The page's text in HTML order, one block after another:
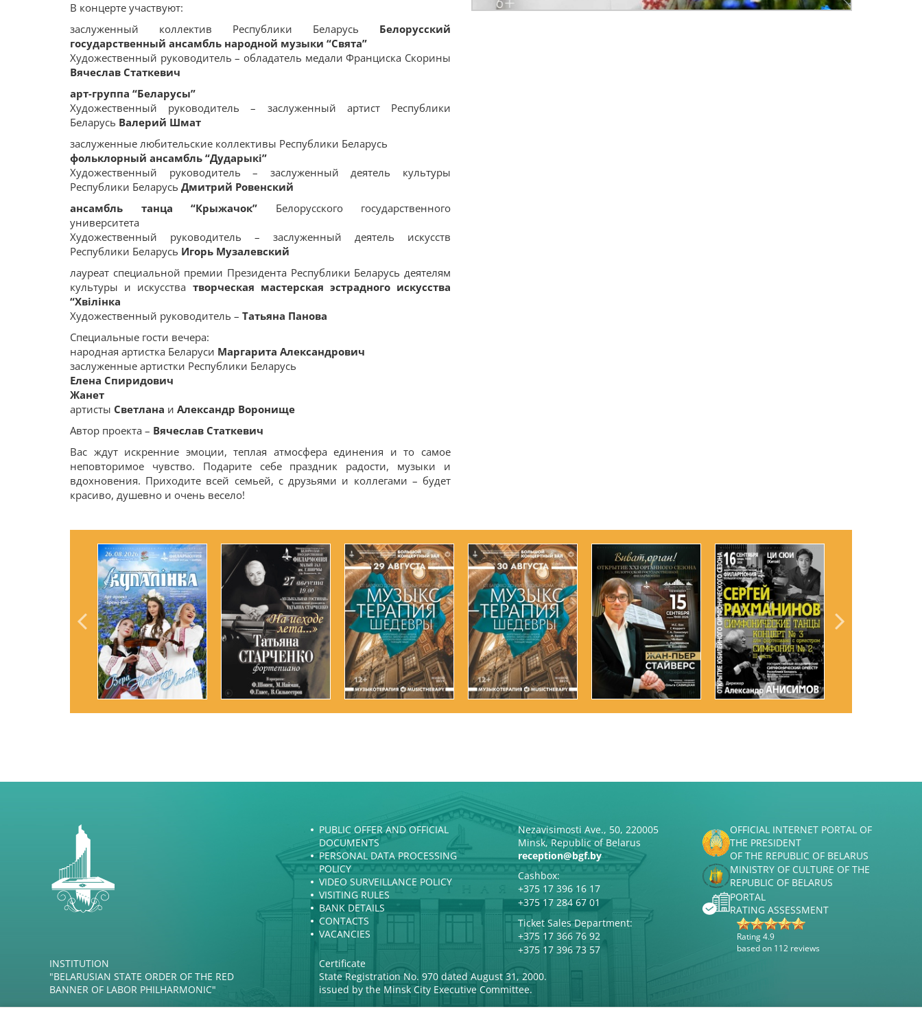
В концерте участвуют:
заслуженный коллектив Республики Беларусь Белорусский
государственный ансамбль народной музыки “Свята”
Художественный руководитель – обладатель медали Франциска Скорины
Вячеслав Статкевич
арт-группа “Беларусы”
Художественный руководитель – заслуженный артист Республики
Беларусь Валерий Шмат
заслуженные любительские коллективы Республики Беларусь
фольклорный ансамбль “Дударыкі”
Художественный руководитель – заслуженный деятель культуры
Республики Беларусь Дмитрий Ровенский
ансамбль танца “Крыжачок” Белорусcкого государственного
университета
Художественный руководитель – заслуженный деятель искусств
Республики Беларусь Игорь Музалевский
лауреат специальной премии Президента Республики Беларусь деятелям
культуры и искусства творческая мастерская эстрадного искусства
“Хвілінка
Художественный руководитель – Татьяна Панова
Специальные гости вечера:
народная артистка Беларуси Маргарита Александрович
заслуженные артистки Республики Беларусь
Елена Спиридович
Жанет
артисты Светлана и Александр Воронище
Автор проекта – Вячеслав Статкевич
Вас ждут искренние эмоции, теплая атмосфера единения и то самое
неповторимое чувство. Подарите себе праздник радости, музыки и
вдохновения. Приходите всей семьей, с друзьями и коллегами – будет
красиво, душевно и очень весело!
INSTITUTION
"BELARUSIAN STATE ORDER OF THE RED
BANNER OF LABOR PHILHARMONIC"
PUBLIC OFFER AND OFFICIAL
DOCUMENTS
PERSONAL DATA PROCESSING
POLICY
VIDEO SURVEILLANCE POLICY
VISITING RULES
BANK DETAILS
CONTACTS
VACANCIES
Nezavisimosti Ave., 50, 220005
Minsk, Republic of Belarus
reception@bgf.by
Cashbox:
+375 17 396 16 17
+375 17 284 67 01
Ticket Sales Department:
+375 17 366 76 92
+375 17 396 73 57
Certificate
State Registration No. 970 dated August 31, 2000.
issued by the Minsk City Executive Committee.
OFFICIAL INTERNET PORTAL OF
THE PRESIDENT
OF THE REPUBLIC OF BELARUS
MINISTRY OF CULTURE OF THE
REPUBLIC OF BELARUS
PORTAL
RATING ASSESSMENT
Rating 4.9
based on 112 reviews